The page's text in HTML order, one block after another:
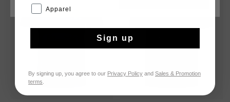
Apparel
Sign up
By signing up, you agree to our Privacy Policy and Sales & Promotion
terms